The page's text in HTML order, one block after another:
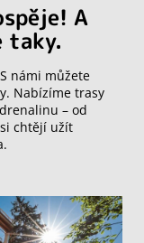
A
taky.
námi můžete
Nabízíme trasy
– od
chtějí užít